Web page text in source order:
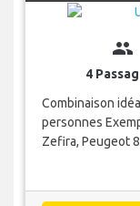
group
4
Combinaison
personnes
Zefira, Peugeot